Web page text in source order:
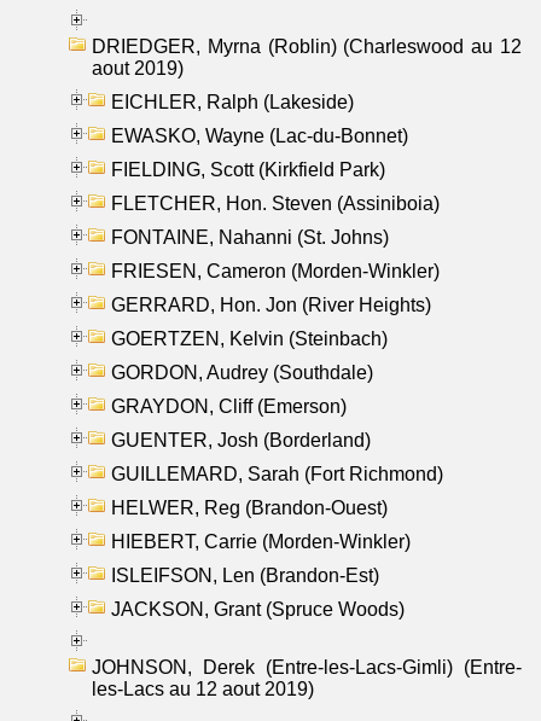
DRIEDGER, Myrna (Roblin) (Charleswood au 12
aout 2019)
EICHLER, Ralph (Lakeside)
EWASKO, Wayne (Lac-du-Bonnet)
FIELDING, Scott (Kirkfield Park)
FLETCHER, Hon. Steven (Assiniboia)
FONTAINE, Nahanni (St. Johns)
FRIESEN, Cameron (Morden-Winkler)
GERRARD, Hon. Jon (River Heights)
GOERTZEN, Kelvin (Steinbach)
GORDON, Audrey (Southdale)
GRAYDON, Cliff (Emerson)
GUENTER, Josh (Borderland)
GUILLEMARD, Sarah (Fort Richmond)
HELWER, Reg (Brandon-Ouest)
HIEBERT, Carrie (Morden-Winkler)
ISLEIFSON, Len (Brandon-Est)
JACKSON, Grant (Spruce Woods)
JOHNSON, Derek (Entre-les-Lacs-Gimli) (Entre-
les-Lacs au 12 aout 2019)